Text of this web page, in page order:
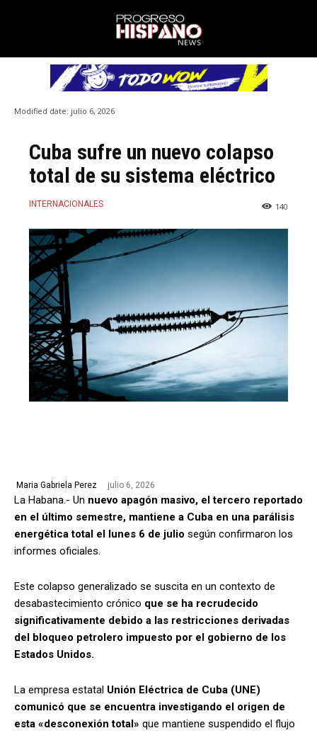
Modified date: julio 6, 2026
Cuba sufre un nuevo colapso
total de su sistema eléctrico
INTERNACIONALES 140
Maria Gabriela Perez julio 6, 2026
La Habana.- Un nuevo apagón masivo, el tercero reportado
en el último semestre, mantiene a Cuba en una parálisis
energética total el lunes 6 de julio según confirmaron los
informes oficiales.
Este colapso generalizado se suscita en un contexto de
desabastecimiento crónico que se ha recrudecido
significativamente debido a las restricciones derivadas
del bloqueo petrolero impuesto por el gobierno de los
Estados Unidos.
La empresa estatal Unión Eléctrica de Cuba (UNE)
comunicó que se encuentra investigando el origen de
esta «desconexión total» que mantiene suspendido el flujo